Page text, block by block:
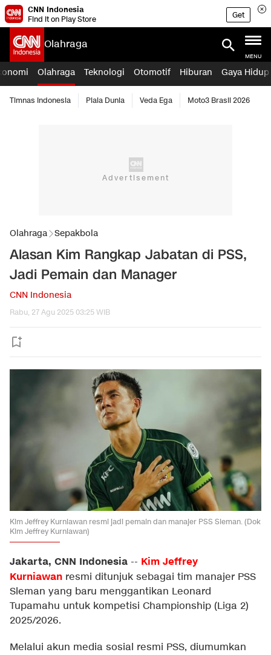
CNN Indonesia
Find it on Play Store
Get
Olahraga
MENU
Olahraga Teknologi Otomotif Hiburan Gaya Hidup
Timnas Indonesia Piala Dunia Veda Ega Moto3 Brasil 2026
Olahraga Sepakbola
Alasan Kim Rangkap Jabatan di PSS,
Jadi Pemain dan Manager
CNN Indonesia
Rabu, 27 Agu 2025 03:25 WIB
Kim Jeffrey Kurniawan resmi jadi pemain dan manajer PSS Sleman. (Dok
Kim Jeffrey Kurniawan)
Jakarta, CNN Indonesia -- Kim Jeffrey
Kurniawan resmi ditunjuk sebagai tim manajer PSS
Sleman yang baru menggantikan Leonard
Tupamahu untuk kompetisi Championship (Liga 2)
2025/2026.
Melalui akun media sosial resmi PSS, diumumkan